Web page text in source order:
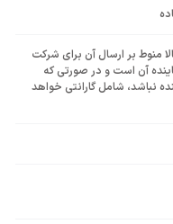
منوط بر ارسال آن برای شرکت
آن است و در صورتی که
نباشد، شامل گارانتی خواهد